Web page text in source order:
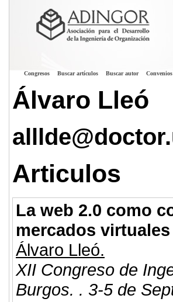
Congresos Buscar artículos Buscar autor Convenios
Álvaro Lleó
Articulos
La web 2.0 como
mercados virtuales
Álvaro Lleó.
XII Congreso de
Burgos. . 3-5 de